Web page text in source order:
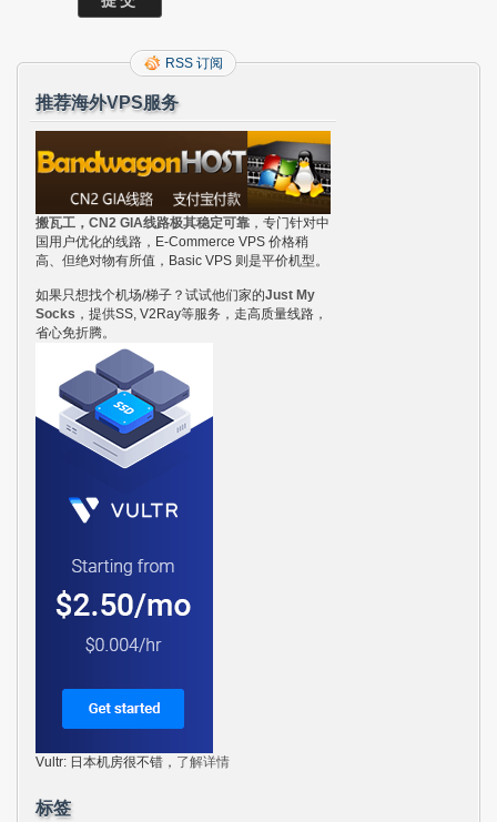
RSS 订阅
推荐海外VPS服务
搬瓦工，CN2 GIA线路极其稳定可靠 ，专门针对中
国用户优化的线路，E-Commerce VPS 价格稍
高、但绝对物有所值，Basic VPS 则是平价机型。
如果只想找个机场/梯子？试试他们家的Just My
Socks ，提供SS, V2Ray等服务，走高质量线路，
省心免折腾。
Vultr: 日本机房很不错， 了解详情
标签